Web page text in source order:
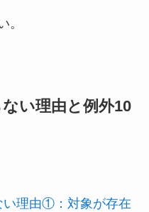
。
い理由と例外10
い理由①：対象が存在